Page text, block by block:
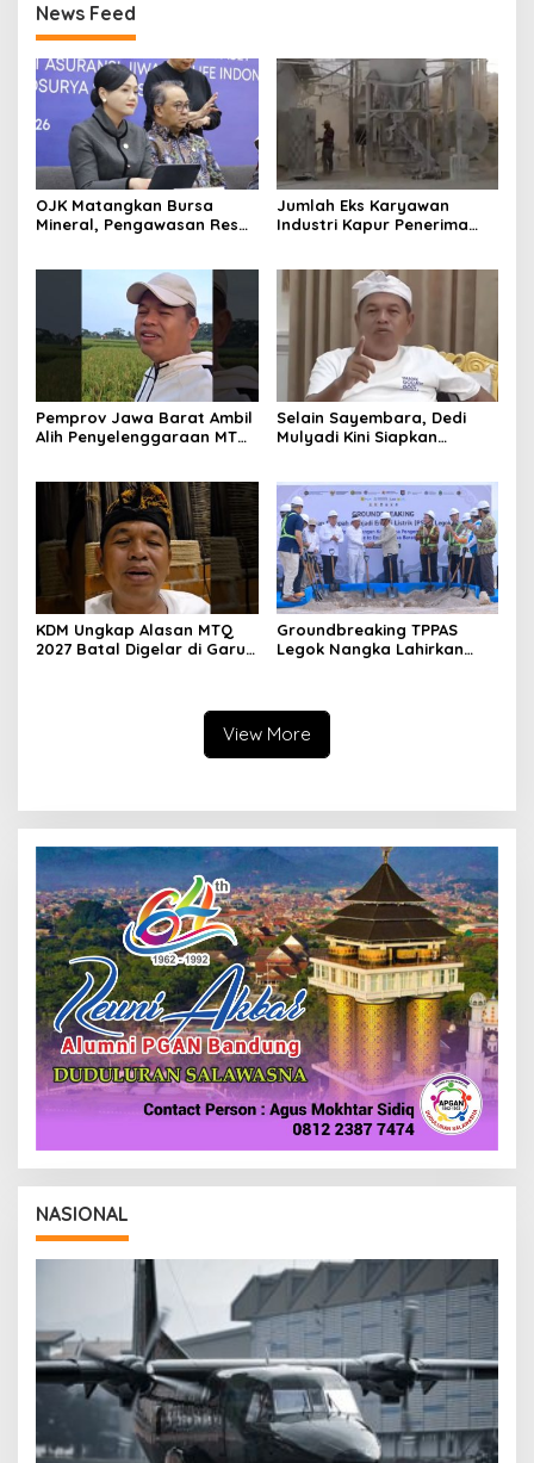
News Feed
OJK Matangkan Bursa
Mineral, Pengawasan Resmi
Jumlah Eks Karyawan
Industri Kapur Penerima
Identifikasi
Pemprov Jawa Barat Ambil
Alih Penyelenggaraan MTQ
Selain Sayembara, Dedi
Mulyadi Kini Siapkan
Narkotika
KDM Ungkap Alasan MTQ
2027 Batal Digelar di Garut,
Groundbreaking TPPAS
Legok Nangka Lahirkan
View More
NASIONAL